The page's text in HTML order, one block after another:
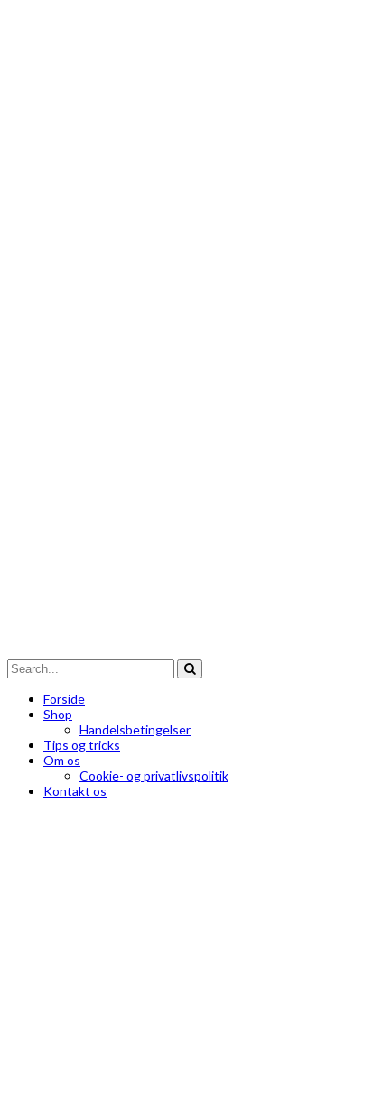
Forside
Shop
Handelsbetingelser
Tips og tricks
Om os
Cookie- og privatlivspolitik
Kontakt os